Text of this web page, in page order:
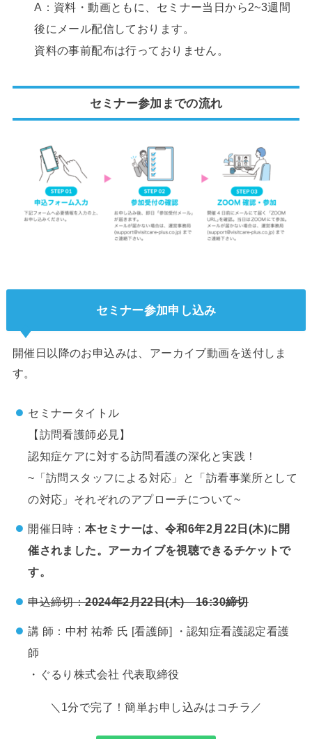
A：資料・動画ともに、セミナー当日から2~3週間
後にメール配信しております。
資料の事前配布は行っておりません。
セミナー参加までの流れ
セミナー参加申し込み
開催日以降のお申込みは、アーカイブ動画を送付しま
す。
セミナータイトル
【訪問看護師必見】
認知症ケアに対する訪問看護の深化と実践！
~「訪問スタッフによる対応」と「訪看事業所として
の対応」それぞれのアプローチについて~
開催日時：本セミナーは、令和6年2月22日(木)に開
催されました。アーカイブを視聴できるチケットで
す。
申込締切：2024年2月22日(木) 16:30締切
講 師：中村 祐希 氏 [看護師]
・認知症看護認定看護
師
・ぐるり株式会社 代表取締役
＼1分で完了！簡単お申し込みはコチラ／